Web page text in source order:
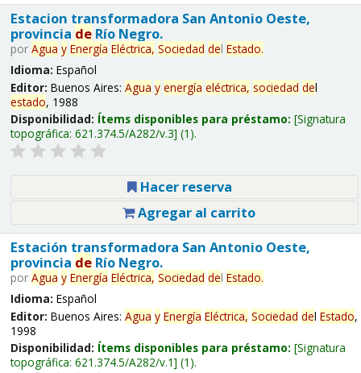
Estacion transformadora San Antonio Oeste,
provincia deRío Negro.
por Agua y Energía Eléctrica, Sociedad del Estado.
Idioma: Español
Editor: Buenos Aires: Agua y energía eléctrica, sociedad del
estado, 1988
Disponibilidad: Ítems disponibles para préstamo: Signatura
topográfica: 621.374.5/A282/v.3 (1).
Hacer reserva
Agregar al carrito
Estación transformadora San Antonio Oeste,
provincia deRío Negro.
por Agua y Energía Eléctrica, Sociedad del Estado.
Idioma: Español
Editor: Buenos Aires: Agua y Energía Eléctrica, Sociedad del Estado,
1998
Disponibilidad: Ítems disponibles para préstamo: Signatura
topográfica: 621.374.5/A282/v.1 (1).